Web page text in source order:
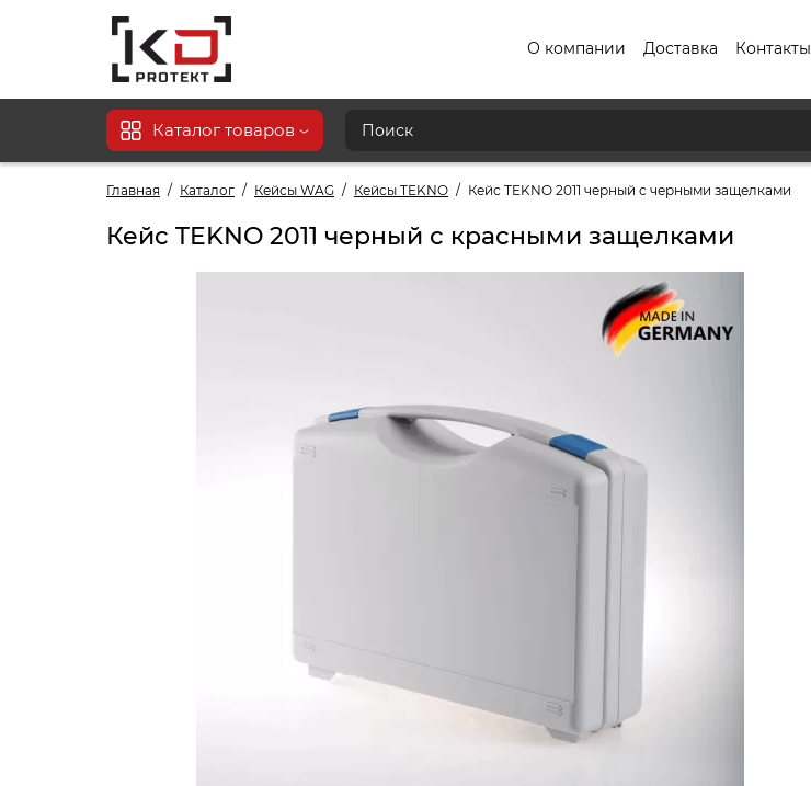
О компании Доставка Контакты
Каталог товаров
Главная Каталог Кейсы WAG Кейсы TEKNO Кейс TEKNO 2011 черный с черными защелками
Кейс TEKNO 2011 черный с красными защелками